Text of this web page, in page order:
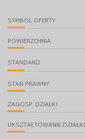
SYMBOL OFERTY
POWIERZCHNIA
STANDARD
STAN PRAWNY
ZAGOSP. DZIAŁKI
UKSZTAŁTOWANIE DZIAŁKI